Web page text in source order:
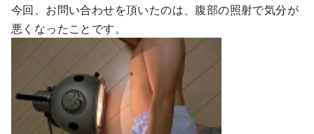
今回、お問い合わせを頂いたのは、腹部の照射で気分が
悪くなったことです。